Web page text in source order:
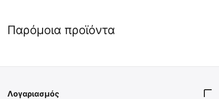
Παρόμοια προϊόντα
Λογαριασμός